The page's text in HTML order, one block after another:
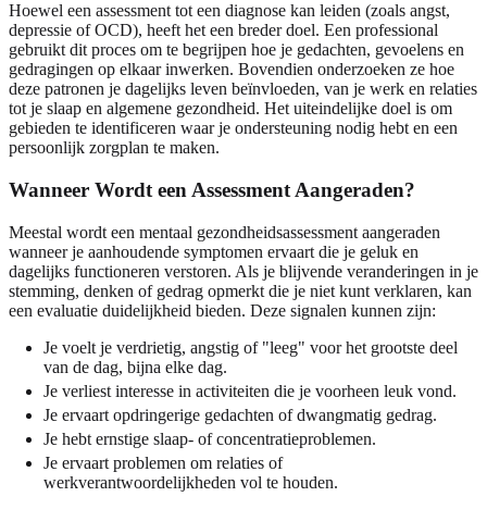
Hoewel een assessment tot een diagnose kan leiden (zoals angst,
depressie of OCD), heeft het een breder doel. Een professional
gebruikt dit proces om te begrijpen hoe je gedachten, gevoelens en
gedragingen op elkaar inwerken. Bovendien onderzoeken ze hoe
deze patronen je dagelijks leven beïnvloeden, van je werk en relaties
tot je slaap en algemene gezondheid. Het uiteindelijke doel is om
gebieden te identificeren waar je ondersteuning nodig hebt en een
persoonlijk zorgplan te maken.
Wanneer Wordt een Assessment Aangeraden?
Meestal wordt een mentaal gezondheidsassessment aangeraden
wanneer je aanhoudende symptomen ervaart die je geluk en
dagelijks functioneren verstoren. Als je blijvende veranderingen in je
stemming, denken of gedrag opmerkt die je niet kunt verklaren, kan
een evaluatie duidelijkheid bieden. Deze signalen kunnen zijn:
Je voelt je verdrietig, angstig of "leeg" voor het grootste deel
van de dag, bijna elke dag.
Je verliest interesse in activiteiten die je voorheen leuk vond.
Je ervaart opdringerige gedachten of dwangmatig gedrag.
Je hebt ernstige slaap- of concentratieproblemen.
Je ervaart problemen om relaties of
werkverantwoordelijkheden vol te houden.